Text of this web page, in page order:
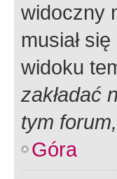
widoczny
musiał
widoku
zakładać
tym
Góra